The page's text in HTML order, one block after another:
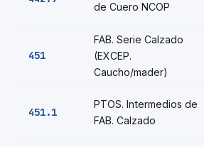
de Cuero NCOP
451
FAB. Serie Calzado
(EXCEP.
Caucho/mader)
451.1
PTOS. Intermedios de
FAB. Calzado